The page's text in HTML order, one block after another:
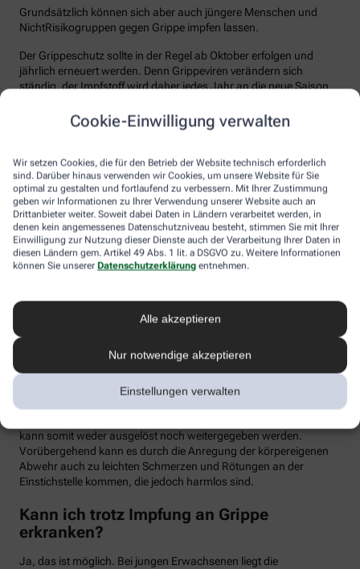
Cookie-Einwilligung verwalten
Wir setzen Cookies, die für den Betrieb der Website technisch erforderlich
sind. Darüber hinaus verwenden wir Cookies, um unsere Website für Sie
optimal zu gestalten und fortlaufend zu verbessern. Mit Ihrer Zustimmung
geben wir Informationen zu Ihrer Verwendung unserer Website auch an
Drittanbieter weiter. Soweit dabei Daten in Ländern verarbeitet werden, in
denen kein angemessenes Datenschutzniveau besteht, stimmen Sie mit Ihrer
Einwilligung zur Nutzung dieser Dienste auch der Verarbeitung Ihrer Daten in
diesen Ländern gem. Artikel 49 Abs. 1 lit. a DSGVO zu. Weitere Informationen
können Sie unserer Datenschutzerklärung entnehmen.
Alle akzeptieren
Nur notwendige akzeptieren
Einstellungen verwalten
Grundsätzlich können sich aber auch jüngere Menschen und
NichtRisikogruppen gegen Grippe impfen lassen.
Der Grippeschutz sollte in der Regel ab Oktober erfolgen und
jährlich erneuert werden. Denn Grippeviren verändern sich
ständig, der Impfstoff wird daher jedes Jahr an die neue Saison
der Körper einen ausreichenden Schutz vor einer Ansteckung
aufgebaut hat. Auch eine spätere Impfung zu Beginn des Jahres
Wie sicher ist der Impfstoff?
Jeder Grippeimpfstoff, der in Deutschland verwendet wird, muss
ein streng reguliertes Zulassungsverfahren durchlaufen. Hierbei
muss die Qualität, Wirksamkeit und Verträglichkeit in
wissenschaftlichen Studien nachgewiesen werden. Die Freigabe
erfolgt nach weiteren Prüfungen schließlich durch das Paul-
der Freigabe stetig weiter beobachtet.
Die Grippeimpfung ist in aller Regel gut verträglich. In den ersten
Frösteln oder Kopf- und Gliederschmerzen auftreten, die aber
meist binnen weniger Tage wieder abklingen. Mit einer Grippe
haben die Symptome allerdings nichts zu tun. Denn üblicherweise
kann somit weder ausgelöst noch weitergegeben werden.
Vorübergehend kann es durch die Anregung der körpereigenen
Abwehr auch zu leichten Schmerzen und Rötungen an der
Einstichstelle kommen, die jedoch harmlos sind.
Kann ich trotz Impfung an Grippe
erkranken?
Ja, das ist möglich. Bei jungen Erwachsenen liegt die